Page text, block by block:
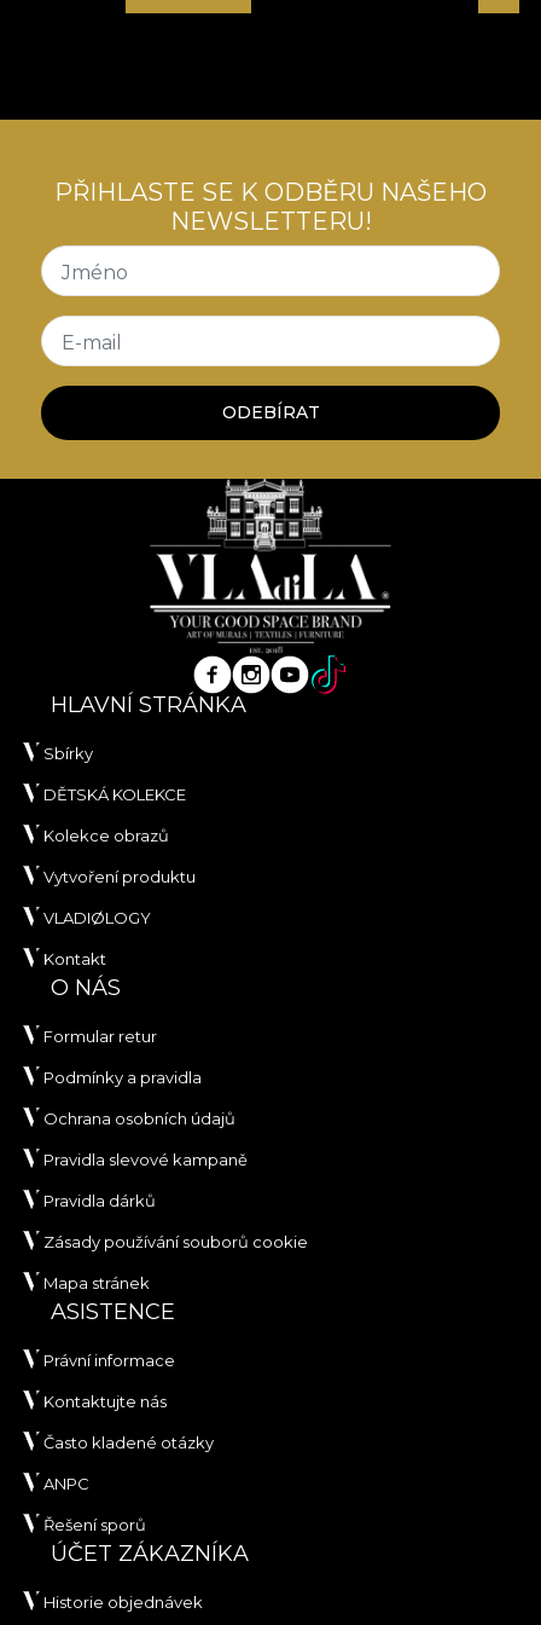
PŘIHLASTE SE K ODBĚRU NAŠEHO
NEWSLETTERU!
Jméno
E-mail
ODEBÍRAT
HLAVNÍ STRÁNKA
Sbírky
DĚTSKÁ KOLEKCE
Kolekce obrazů
Vytvoření produktu
VLADIØLOGY
Kontakt
O NÁS
Formular retur
Podmínky a pravidla
Ochrana osobních údajů
Pravidla slevové kampaně
Pravidla dárků
Zásady používání souborů cookie
Mapa stránek
ASISTENCE
Právní informace
Kontaktujte nás
Často kladené otázky
ANPC
Řešení sporů
ÚČET ZÁKAZNÍKA
Historie objednávek